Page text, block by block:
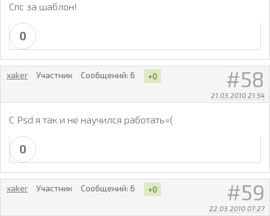
Спс за шаблон!
0
58
21.03.2010 21:54
xaker Участник Сообщений: 6 +0
С Psd я так и не научился работать=(
0
59
22.03.2010 07:27
xaker Участник Сообщений: 6 +0